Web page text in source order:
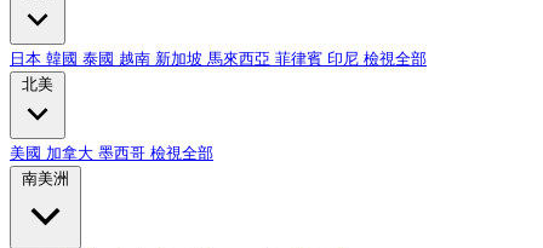
日本 韓國 泰國 越南 新加坡 馬來西亞 菲律賓 印尼 檢視全部
北美
美國 加拿大 墨西哥 檢視全部
南美洲